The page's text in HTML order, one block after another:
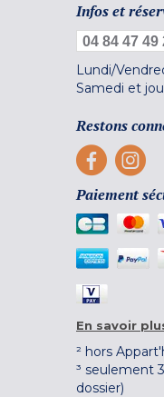
Infos et
04 84 47 49
Lundi/
Samedi et
Restons
Paiement
En savoir
² hors
³ seulement
dossier)